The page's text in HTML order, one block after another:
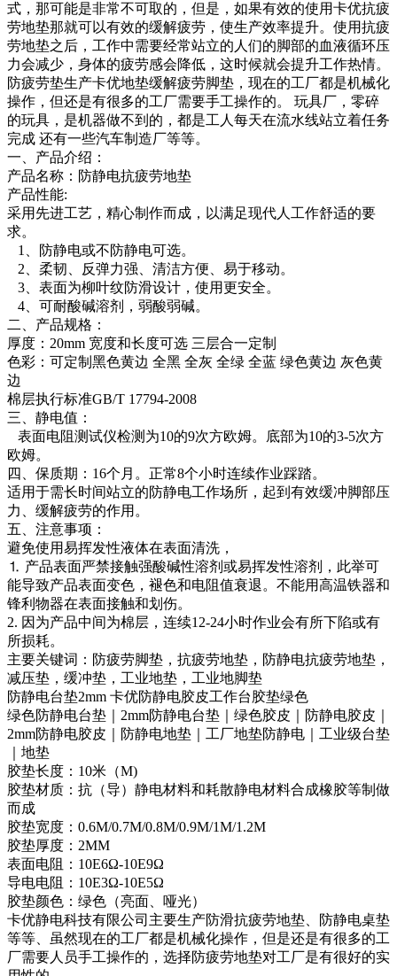
式，那可能是非常不可取的，但是，如果有效的使用卡优抗疲
劳地垫那就可以有效的缓解疲劳，使生产效率提升。使用抗疲
劳地垫之后，工作中需要经常站立的人们的脚部的血液循环压
力会减少，身体的疲劳感会降低，这时候就会提升工作热情。
防疲劳垫生产卡优地垫缓解疲劳脚垫，现在的工厂都是机械化
操作，但还是有很多的工厂需要手工操作的。 玩具厂，零碎
的玩具，是机器做不到的，都是工人每天在流水线站立着任务
完成 还有一些汽车制造厂等等。
一、产品介绍：
产品名称：防静电抗疲劳地垫
产品性能:
采用先进工艺，精心制作而成，以满足现代人工作舒适的要
求。
1、防静电或不防静电可选。
2、柔韧、反弹力强、清洁方便、易于移动。
3、表面为柳叶纹防滑设计，使用更安全。
4、可耐酸碱溶剂，弱酸弱碱。
二、产品规格：
厚度：20mm 宽度和长度可选 三层合一定制
色彩：可定制黑色黄边 全黑 全灰 全绿 全蓝 绿色黄边 灰色黄
边
棉层执行标准GB/T 17794-2008
三、静电值：
表面电阻测试仪检测为10的9次方欧姆。底部为10的3-5次方
欧姆。
四、保质期：16个月。正常8个小时连续作业踩踏。
适用于需长时间站立的防静电工作场所，起到有效缓冲脚部压
力、缓解疲劳的作用。
五、注意事项：
避免使用易挥发性液体在表面清洗，
⒈ 产品表面严禁接触强酸碱性溶剂或易挥发性溶剂，此举可
能导致产品表面变色，褪色和电阻值衰退。不能用高温铁器和
锋利物器在表面接触和划伤。
2. 因为产品中间为棉层，连续12-24小时作业会有所下陷或有
所损耗。
主要关键词：防疲劳脚垫，抗疲劳地垫，防静电抗疲劳地垫，
减压垫，缓冲垫，工业地垫，工业地脚垫
防静电台垫2mm 卡优防静电胶皮工作台胶垫绿色
绿色防静电台垫｜2mm防静电台垫｜绿色胶皮｜防静电胶皮｜
2mm防静电胶皮｜防静电地垫｜工厂地垫防静电｜工业级台垫
｜地垫
胶垫长度：10米（M)
胶垫材质：抗（导）静电材料和耗散静电材料合成橡胶等制做
而成
胶垫宽度：0.6M/0.7M/0.8M/0.9M/1M/1.2M
胶垫厚度：2MM
表面电阻：10E6Ω-10E9Ω
导电电阻：10E3Ω-10E5Ω
胶垫颜色：绿色（亮面、哑光）
卡优静电科技有限公司主要生产防滑抗疲劳地垫、防静电桌垫
等等、虽然现在的工厂都是机械化操作，但是还是有很多的工
厂需要人员手工操作的，选择防疲劳地垫对工厂是有很好的实